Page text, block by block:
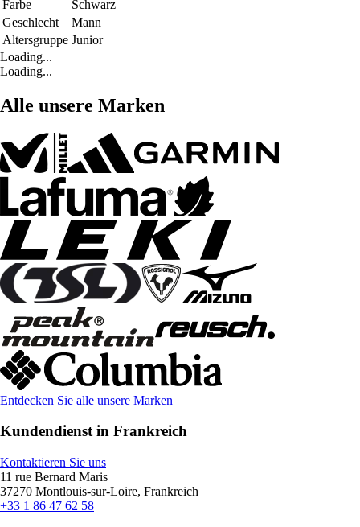
Farbe
Schwarz
Geschlecht
Mann
Altersgruppe Junior
Loading...
Loading...
Alle unsere Marken
Entdecken Sie alle unsere Marken
Kundendienst in Frankreich
Kontaktieren Sie uns
11 rue Bernard Maris
37270 Montlouis-sur-Loire, Frankreich
+33 1 86 47 62 58